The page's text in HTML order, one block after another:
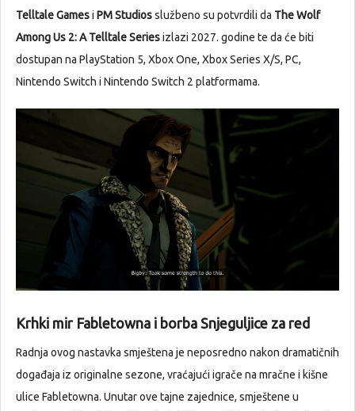
Telltale Gamesi PM Studiosslužbeno su potvrdili da The Wolf
Among Us 2: A Telltale Seriesizlazi 2027. godine te da će biti
dostupan na PlayStation 5, Xbox One, Xbox Series X/S, PC,
Nintendo Switch i Nintendo Switch 2 platformama.
Krhki mir Fabletowna i borba Snjeguljice za red
Radnja ovog nastavka smještena je neposredno nakon dramatičnih
događaja iz originalne sezone, vraćajući igrače na mračne i kišne
ulice Fabletowna. Unutar ove tajne zajednice, smještene u